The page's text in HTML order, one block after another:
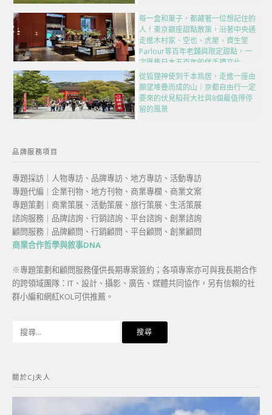
每一盒和菓子，都藏著一位想記住的
人！東京銀座甜點散策，沿著中央通
走進木村家、空也、虎屋、資生堂
Parlour等百年老舖與限定甜點，一
次匯集日本五百年的伴手禮文化
從狐狸神使到千本鳥居，走進一座由
願望堆疊而成的山｜京都自由行一定
要來的伏見稻荷大社與8個最值得停
留的風景
品牌服務項目
專題採訪｜人物專訪、品牌專訪、地方專訪、活動專訪
專題代編｜企業刊物、地方刊物、商業專欄、商業文案
專題策劃｜商業策展、活動策展、旅行策展、生活策展
諮詢服務｜品牌諮詢、行銷諮詢、平台諮詢、創業諮詢
顧問服務｜品牌顧問、行銷顧問、平台顧問、創業顧問
商業合作哲學與敘事DNA
※專題策劃和顧問服務僅供長期專案簽約；各項專案亦可與我長期合作
的跨領域團隊：IT、設計、攝影、廣告、媒體共同協作，另有信賴的社
群小編和網紅KOL可供推薦。
字:
關於CJ夫人